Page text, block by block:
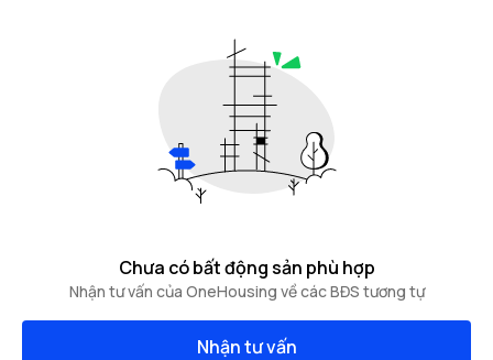
Chưa có bất động sản phù hợp
Nhận tư vấn của OneHousing về các BĐS tương tự
Nhận tư vấn